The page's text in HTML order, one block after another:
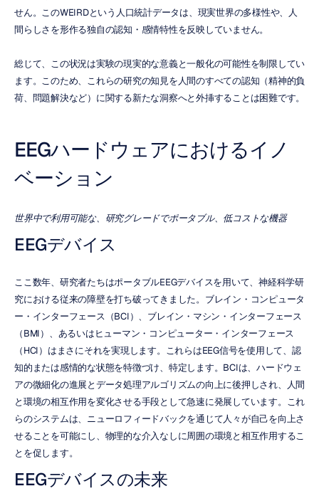
せん。このWEIRDという人口統計データは、現実世界の多様性や、人
間らしさを形作る独自の認知・感情特性を反映していません。
総じて、この状況は実験の現実的な意義と一般化の可能性を制限してい
ます。このため、これらの研究の知見を人間のすべての認知（精神的負
荷、問題解決など）に関する新たな洞察へと外挿することは困難です。
EEGハードウェアにおけるイノ
ベーション
世界中で利用可能な、研究グレードでポータブル、低コストな機器
EEGデバイス
ここ数年、研究者たちはポータブルEEGデバイスを用いて、神経科学研
究における従来の障壁を打ち破ってきました。ブレイン・コンピュータ
ー・インターフェース（BCI）、ブレイン・マシン・インターフェース
（BMI）、あるいはヒューマン・コンピューター・インターフェース
（HCI）はまさにそれを実現します。これらはEEG信号を使用して、認
知的または感情的な状態を特徴づけ、特定します。BCIは、ハードウェ
アの微細化の進展とデータ処理アルゴリズムの向上に後押しされ、人間
と環境の相互作用を変化させる手段として急速に発展しています。これ
らのシステムは、ニューロフィードバックを通じて人々が自己を向上さ
せることを可能にし、物理的な介入なしに周囲の環境と相互作用するこ
とを促します。
EEGデバイスの未来